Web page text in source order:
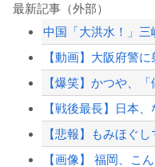
最新記事（外部）
【爆笑】かつや、